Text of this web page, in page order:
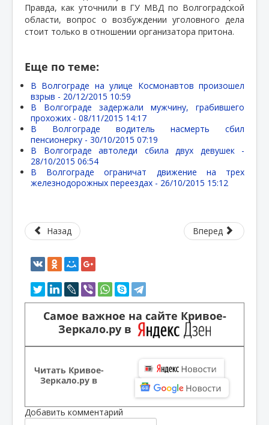
Правда, как уточнили в ГУ МВД по Волгоградской
области, вопрос о возбуждении уголовного дела
стоит только в отношении организатора притона.
Еще по теме:
В Волгограде на улице Космонавтов произошел
взрыв - 20/12/2015 10:59
В Волгограде задержали мужчину, грабившего
прохожих - 08/11/2015 14:17
В Волгограде водитель насмерть сбил
пенсионерку - 30/10/2015 07:19
В Волгограде автоледи сбила двух девушек -
28/10/2015 06:54
В Волгограде ограничат движение на трех
железнодорожных переездах - 26/10/2015 15:12
Назад Вперед
Самое важное на сайте Кривое-
Зеркало.ру в
Читать Кривое-
Зеркало.ру в
Добавить комментарий